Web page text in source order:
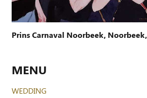
Prins Carnaval Noorbeek,
MENU
WEDDING